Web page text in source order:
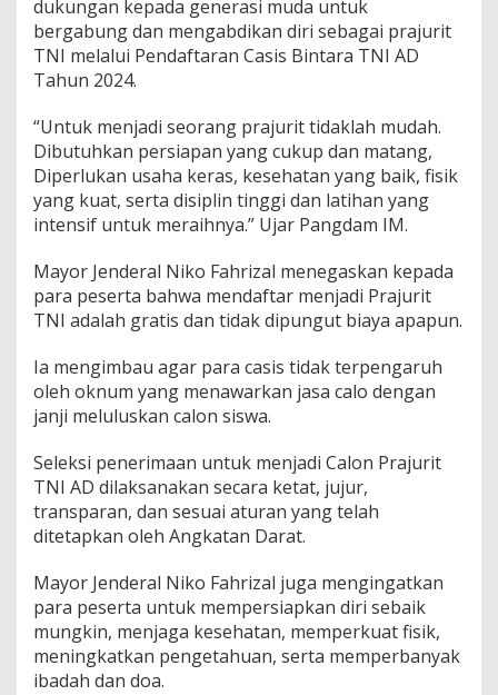
dukungan kepada generasi muda untuk
bergabung dan mengabdikan diri sebagai prajurit
TNI melalui Pendaftaran Casis Bintara TNI AD
Tahun 2024.
“Untuk menjadi seorang prajurit tidaklah mudah.
Dibutuhkan persiapan yang cukup dan matang,
Diperlukan usaha keras, kesehatan yang baik, fisik
yang kuat, serta disiplin tinggi dan latihan yang
intensif untuk meraihnya.” Ujar Pangdam IM.
Mayor Jenderal Niko Fahrizal menegaskan kepada
para peserta bahwa mendaftar menjadi Prajurit
TNI adalah gratis dan tidak dipungut biaya apapun.
Ia mengimbau agar para casis tidak terpengaruh
oleh oknum yang menawarkan jasa calo dengan
janji meluluskan calon siswa.
Seleksi penerimaan untuk menjadi Calon Prajurit
TNI AD dilaksanakan secara ketat, jujur,
transparan, dan sesuai aturan yang telah
ditetapkan oleh Angkatan Darat.
Mayor Jenderal Niko Fahrizal juga mengingatkan
para peserta untuk mempersiapkan diri sebaik
mungkin, menjaga kesehatan, memperkuat fisik,
meningkatkan pengetahuan, serta memperbanyak
ibadah dan doa.